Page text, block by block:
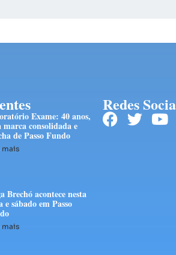
Exame: 40 anos,
marca consolidada e
de Passo Fundo
mais
Brechó acontece nesta
e sábado em Passo
mais
Redes